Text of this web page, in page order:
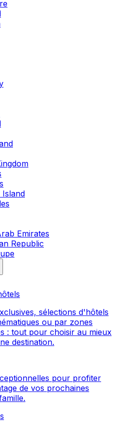
Island
Emirates
Republic
sélections d'hôtels
ou par zones
: tout pour choisir au mieux
destination.
pour profiter
de vos prochaines